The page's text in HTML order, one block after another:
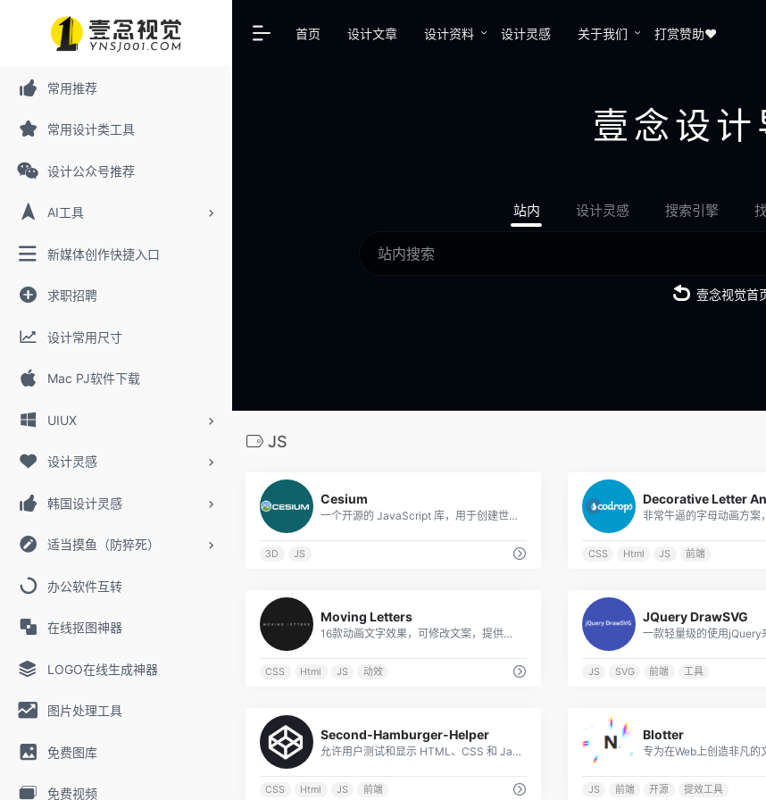
常用推荐
常用设计类工具
设计公众号推荐
AI工具
新媒体创作快捷入口
求职招聘
设计常用尺寸
Mac PJ软件下载
UIUX
设计灵感
韩国设计灵感
适当摸鱼（防猝死）
办公软件互转
在线抠图神器
LOGO在线生成神器
图片处理工具
免费图库
免费视频
首页 设计文章 设计资料 设计灵感 关于我们 打赏赞助❤️
壹念设计
站内 设计灵感 搜索引擎
壹念视觉首
JS
Cesium
一个开源的 JavaScript 库，用于创建世界级的 3D 球体和地图
3D JS
Decorative Letter
CSS Html JS 前端
Moving Letters
16款动画文字效果，可修改文案，提供对应代码
CSS Html JS 动效
JQuery DrawSVG
JS SVG 前端 工具
Second-Hamburger-Helper
允许用户测试和显示 HTML、CSS 和 JavaScript 代码片段，开发人员可以在这个在线代码编辑器和开源学习环境中创建代码片段
CSS Html JS 前端
Blotter
JS 前端 开源 提效工具